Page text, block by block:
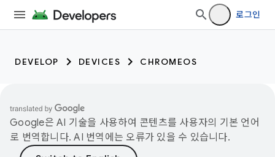
로그인
DEVELOP DEVICES CHROMEOS
Google은 AI 기술을 사용하여 콘텐츠를 사용자의 기본 언어
로 번역합니다. AI 번역에는 오류가 있을 수 있습니다.